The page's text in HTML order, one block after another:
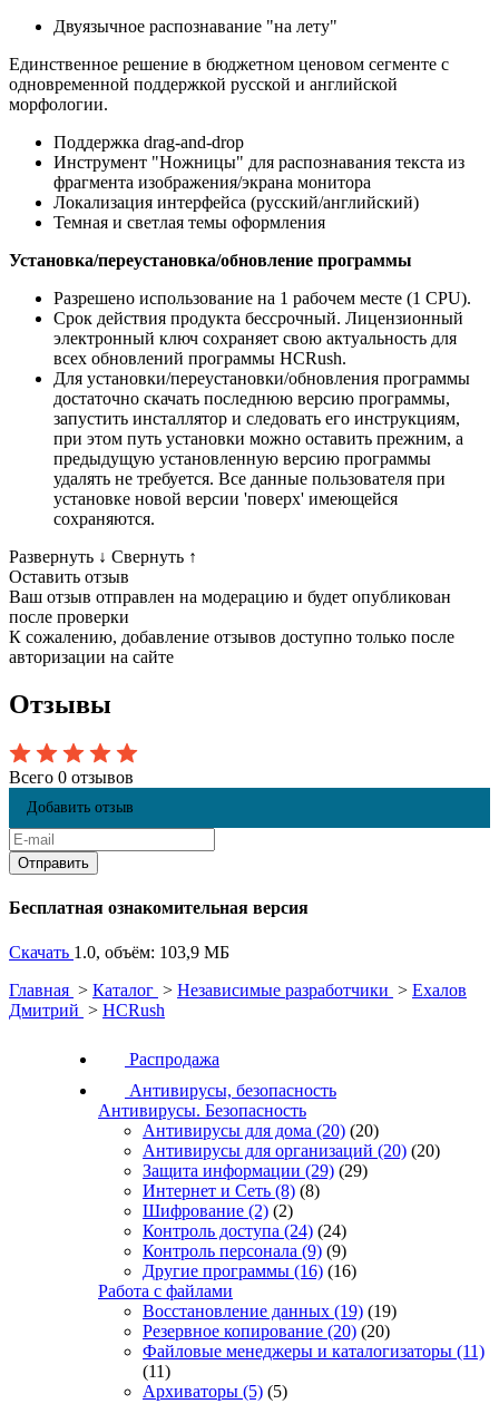
Двуязычное распознавание "на лету"
Единственное решение в бюджетном ценовом сегменте с
одновременной поддержкой русской и английской
морфологии.
Поддержка drag-and-drop
Инструмент "Ножницы" для распознавания текста из
фрагмента изображения/экрана монитора
Локализация интерфейса (русский/английский)
Темная и светлая темы оформления
Установка/переустановка/обновление программы
Разрешено использование на 1 рабочем месте (1 CPU).
Срок действия продукта бессрочный. Лицензионный
электронный ключ сохраняет свою актуальность для
всех обновлений программы HCRush.
Для установки/переустановки/обновления программы
достаточно скачать последнюю версию программы,
запустить инсталлятор и следовать его инструкциям,
при этом путь установки можно оставить прежним, а
предыдущую установленную версию программы
удалять не требуется. Все данные пользователя при
установке новой версии 'поверх' имеющейся
сохраняются.
Развернуть ↓ Свернуть ↑
Оставить отзыв
Ваш отзыв отправлен на модерацию и будет опубликован
после проверки
К сожалению, добавление отзывов доступно только после
авторизации на сайте
Отзывы
Всего 0 отзывов
Добавить отзыв
Бесплатная ознакомительная версия
Скачать 1.0, объём: 103,9 МБ
Главная > Каталог > Независимые разработчики > Ехалов
Дмитрий > HCRush
Распродажа
Антивирусы, безопасность
Антивирусы. Безопасность
Антивирусы для дома (20) (20)
Антивирусы для организаций (20) (20)
Защита информации (29) (29)
Интернет и Сеть (8) (8)
Шифрование (2) (2)
Контроль доступа (24) (24)
Контроль персонала (9) (9)
Другие программы (16) (16)
Работа с файлами
Восстановление данных (19) (19)
Резервное копирование (20) (20)
Файловые менеджеры и каталогизаторы (11)
(11)
Архиваторы (5) (5)